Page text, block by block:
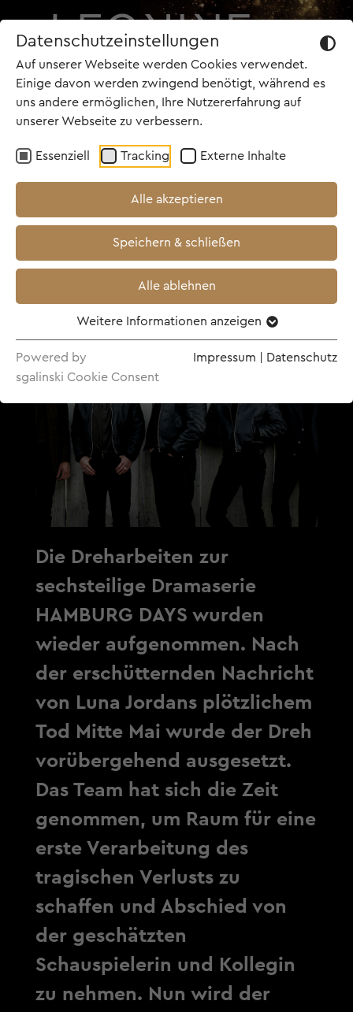
Datenschutzeinstellungen
Auf unserer Webseite werden Cookies verwendet.
Einige davon werden zwingend benötigt, während es
uns andere ermöglichen, Ihre Nutzererfahrung auf
unserer Webseite zu verbessern.
Essenziell Tracking Externe Inhalte
Alle akzeptieren
Speichern & schließen
Alle ablehnen
Weitere Informationen anzeigen
Powered by
sgalinski Cookie Consent
Impressum Datenschutz
TOP NEWS
Dreharbeiten zu
HAMBURG DAYS gehen
Die Dreharbeiten zur
sechsteilige Dramaserie
HAMBURG DAYS wurden
wieder aufgenommen. Nach
der erschütternden Nachricht
von Luna Jordans plötzlichem
Tod Mitte Mai wurde der Dreh
vorübergehend ausgesetzt.
Das Team hat sich die Zeit
genommen, um Raum für eine
erste Verarbeitung des
tragischen Verlusts zu
schaffen und Abschied von
der geschätzten
Schauspielerin und Kollegin
zu nehmen. Nun wird der